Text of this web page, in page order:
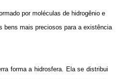
por moléculas de hidrogênio e
bens mais preciosos para a existência
forma a hidrosfera. Ela se distribui